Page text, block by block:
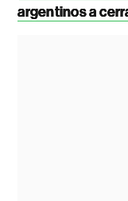
argentinos a